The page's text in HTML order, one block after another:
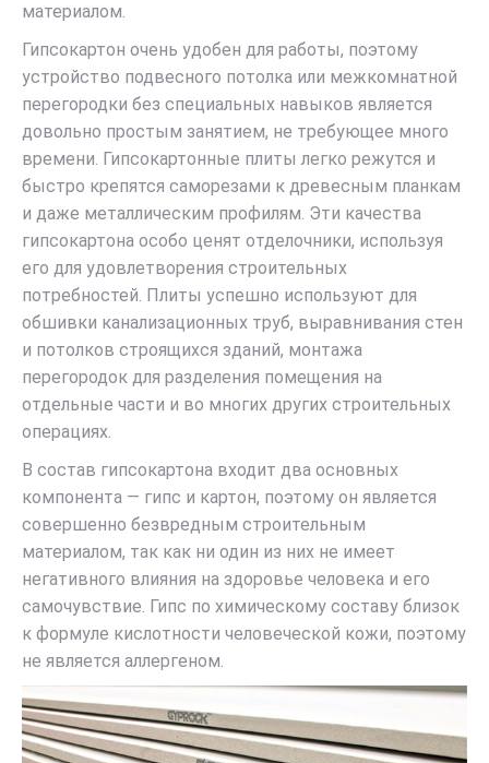
материалом.
Гипсокартон очень удобен для работы, поэтому
устройство подвесного потолка или межкомнатной
перегородки без специальных навыков является
довольно простым занятием, не требующее много
времени. Гипсокартонные плиты легко режутся и
быстро крепятся саморезами к древесным планкам
и даже металлическим профилям. Эти качества
гипсокартона особо ценят отделочники, используя
его для удовлетворения строительных
потребностей. Плиты успешно используют для
обшивки канализационных труб, выравнивания стен
и потолков строящихся зданий, монтажа
перегородок для разделения помещения на
отдельные части и во многих других строительных
операциях.
В состав гипсокартона входит два основных
компонента — гипс и картон, поэтому он является
совершенно безвредным строительным
материалом, так как ни один из них не имеет
негативного влияния на здоровье человека и его
самочувствие. Гипс по химическому составу близок
к формуле кислотности человеческой кожи, поэтому
не является аллергеном.